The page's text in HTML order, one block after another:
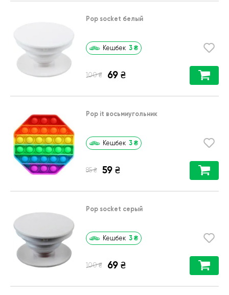
Pop socket белый
Кешбек 3 ₴
100 ₴ 69 ₴
Pop it восьмиугольник
Кешбек 3 ₴
85 ₴ 59 ₴
Pop socket серый
Кешбек 3 ₴
100 ₴ 69 ₴